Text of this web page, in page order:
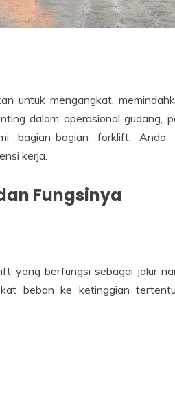
untuk mengangkat,
dalam operasional gudang,
bagian-bagian forklift, Anda
kerja.
Fungsinya
yang berfungsi sebagai jalur
beban ke ketinggian